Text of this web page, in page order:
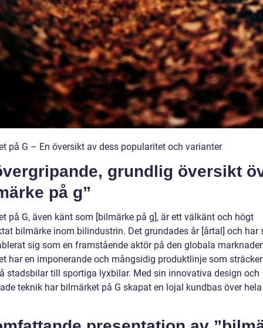
på G – En översikt av dess popularitet och varianter
grundlig översikt
på g”
på G, även känt som [bilmärke på g], är ett välkänt och högt
bilmärke inom bilindustrin. Det grundades år [årtal] och har
sig som en framstående aktör på den globala
har en imponerande och mångsidig produktlinje som
stadsbilar till sportiga lyxbilar. Med sin innovativa design och
teknik har bilmärket på G skapat en lojal kundbas över hela